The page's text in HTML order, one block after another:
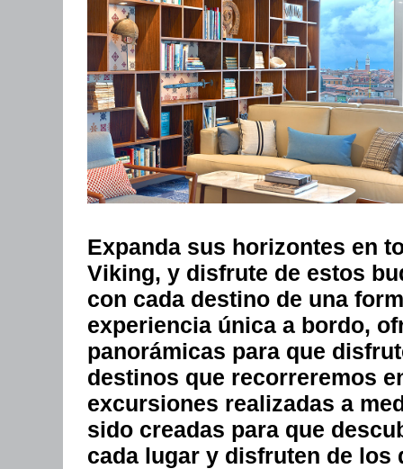
Expanda sus horizontes en
Viking, y disfrute de estos
con cada destino de una
experiencia única a bordo,
panorámicas para que
destinos que recorreremos
excursiones realizadas a
sido creadas para que
cada lugar y disfruten de los